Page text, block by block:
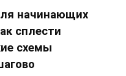
начинающих
сплести
схемы